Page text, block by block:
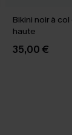
Bikini noir à
haute
35,00 €